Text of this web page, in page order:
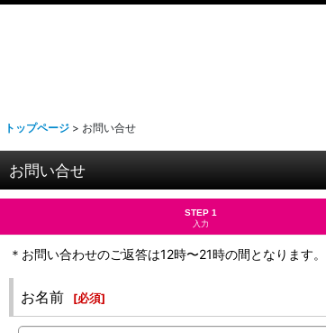
トップページ > お問い合せ
お問い合せ
STEP 1
入力
＊お問い合わせのご返答は12時〜21時の間となります。
お名前 [必須]